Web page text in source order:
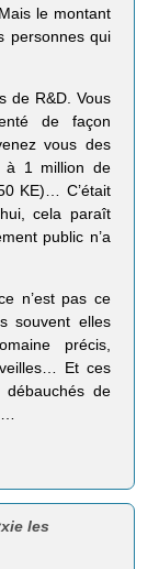
le montant
personnes qui
de R&D. Vous
de façon
vous des
à 1 million de
KE)… C’était
cela paraît
public n’a
n’est pas ce
souvent elles
précis,
Et ces
de
les